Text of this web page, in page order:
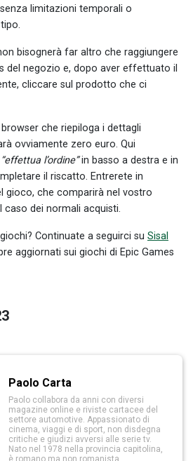
limitazioni temporali o
bisognerà far altro che raggiungere
del negozio e, dopo aver effettuato il
cliccare sul prodotto che ci
che riepiloga i dettagli
ovviamente zero euro. Qui
“effettua l’ordine”in basso a destra e in
il riscatto. Entrerete in
gioco, che comparirà nel vostro
dei normali acquisti.
Continuate a seguirci su Sisal
aggiornati sui giochi di Epic Games
Paolo Carta
Paolo collabora da anni con diversi
magazine online e riviste cartacee del
settore automotive. Appassionato di
cinema, viaggi e di sport, non disdegna
critiche e giudizi avversi alle serie tv.
Nato nel 1978 nella provincia capitolina,
è romano ma non romanista.